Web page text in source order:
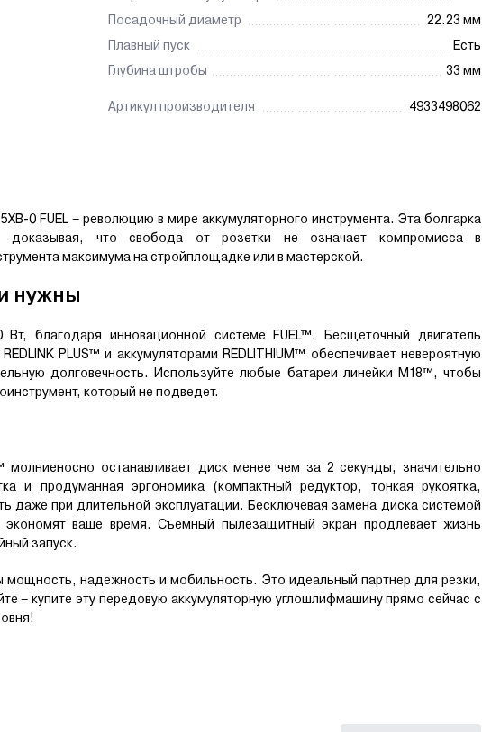
Посадочный диаметр
22.23 мм
Плавный пуск
Есть
Глубина штробы
33 мм
Артикул производителя 4933498062
0 FUEL – революцию в мире аккумуляторного инструмента. Эта болгарка
доказывая, что свобода от розетки не означает компромисса в
максимума на стройплощадке или в мастерской.
нужны
благодаря инновационной системе FUEL™. Бесщеточный двигатель
PLUS™ и аккумуляторами REDLITHIUM™ обеспечивает невероятную
долговечность. Используйте любые батареи линейки M18™, чтобы
который не подведет.
молниеносно останавливает диск менее чем за 2 секунды, значительно
и продуманная эргономика (компактный редуктор, тонкая рукоятка,
даже при длительной эксплуатации. Бесключевая замена диска системой
ваше время. Съемный пылезащитный экран продлевает жизнь
запуск.
мощность, надежность и мобильность. Это идеальный партнер для резки,
– купите эту передовую аккумуляторную углошлифмашину прямо сейчас с